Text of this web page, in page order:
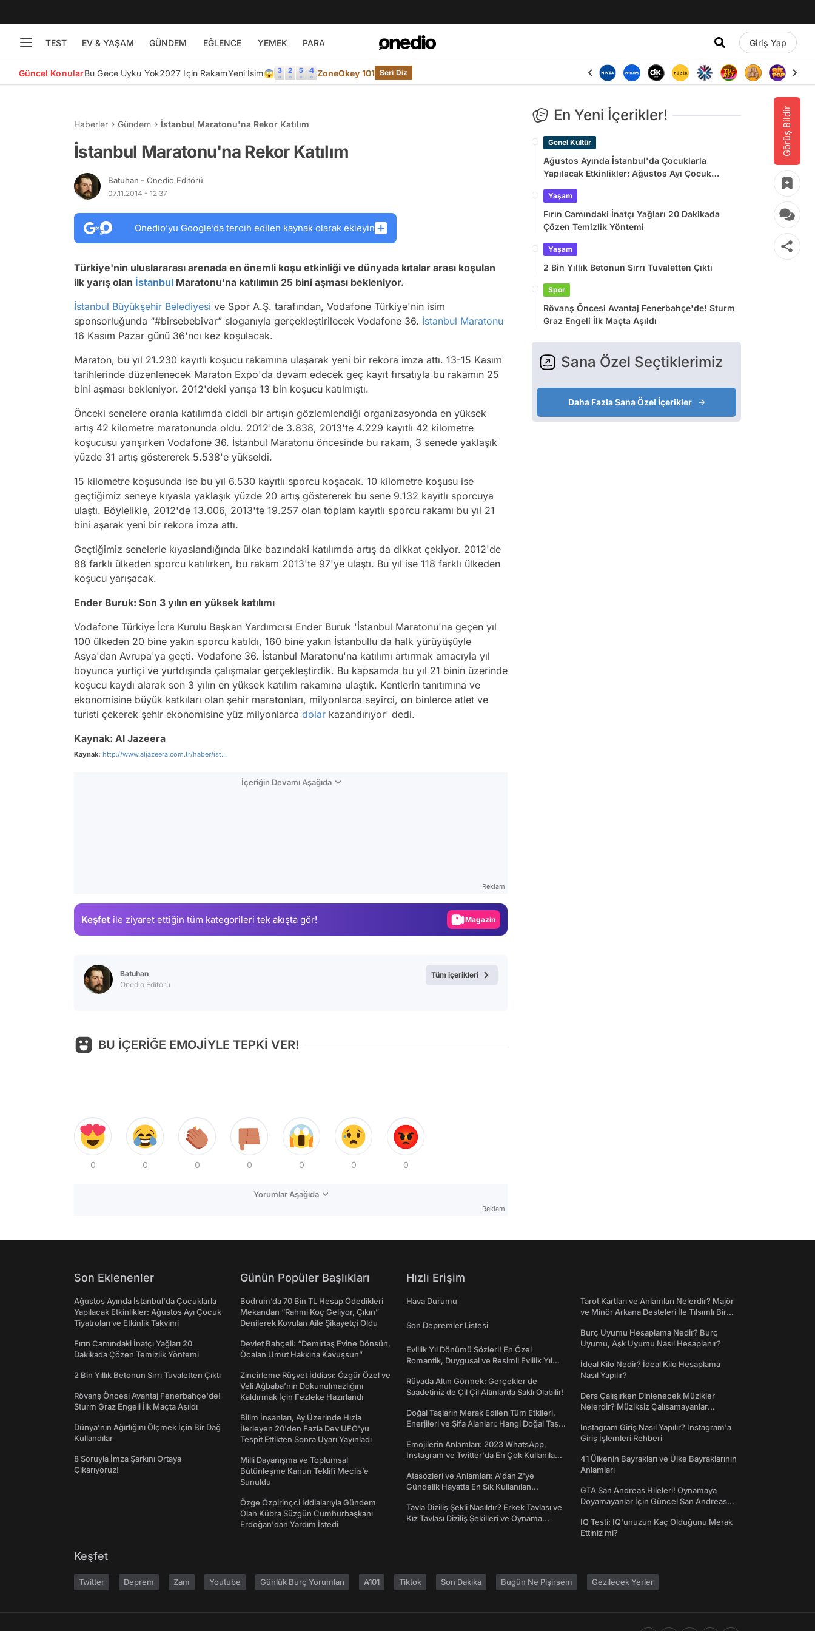
TEST EV & YAŞAM GÜNDEM EĞLENCE YEMEK PARA Giriş Yap
Güncel KonularBu Gece Uyku Yok2027 İçin RakamYeni İsim😱 ZoneOkey 101 Seri Diz
Görüş Bildir
Haberler Gündem İstanbul Maratonu'na Rekor Katılım
İstanbul Maratonu'na Rekor Katılım
Batuhan - Onedio Editörü
07.11.2014 - 12:37
Onedio’yu Google’da tercih edilen kaynak olarak ekleyin
Türkiye'nin uluslararası arenada en önemli koşu etkinliği ve dünyada kıtalar arası koşulan
ilk yarış olan İstanbul Maratonu'na katılımın 25 bini aşması bekleniyor.
İstanbul Büyükşehir Belediyesi ve Spor A.Ş. tarafından, Vodafone Türkiye'nin isim
sponsorluğunda “#birsebebivar” sloganıyla gerçekleştirilecek Vodafone 36. İstanbul Maratonu
16 Kasım Pazar günü 36'ncı kez koşulacak.
Maraton, bu yıl 21.230 kayıtlı koşucu rakamına ulaşarak yeni bir rekora imza attı. 13-15 Kasım
tarihlerinde düzenlenecek Maraton Expo'da devam edecek geç kayıt fırsatıyla bu rakamın 25
bini aşması bekleniyor. 2012'deki yarışa 13 bin koşucu katılmıştı.
Önceki senelere oranla katılımda ciddi bir artışın gözlemlendiği organizasyonda en yüksek
artış 42 kilometre maratonunda oldu. 2012'de 3.838, 2013'te 4.229 kayıtlı 42 kilometre
koşucusu yarışırken Vodafone 36. İstanbul Maratonu öncesinde bu rakam, 3 senede yaklaşık
yüzde 31 artış göstererek 5.538'e yükseldi.
15 kilometre koşusunda ise bu yıl 6.530 kayıtlı sporcu koşacak. 10 kilometre koşusu ise
geçtiğimiz seneye kıyasla yaklaşık yüzde 20 artış göstererek bu sene 9.132 kayıtlı sporcuya
ulaştı. Böylelikle, 2012'de 13.006, 2013'te 19.257 olan toplam kayıtlı sporcu rakamı bu yıl 21
bini aşarak yeni bir rekora imza attı.
Geçtiğimiz senelerle kıyaslandığında ülke bazındaki katılımda artış da dikkat çekiyor. 2012'de
88 farklı ülkeden sporcu katılırken, bu rakam 2013'te 97'ye ulaştı. Bu yıl ise 118 farklı ülkeden
koşucu yarışacak.
Ender Buruk: Son 3 yılın en yüksek katılımı
Vodafone Türkiye İcra Kurulu Başkan Yardımcısı Ender Buruk 'İstanbul Maratonu'na geçen yıl
100 ülkeden 20 bine yakın sporcu katıldı, 160 bine yakın İstanbullu da halk yürüyüşüyle
Asya'dan Avrupa'ya geçti. Vodafone 36. İstanbul Maratonu'na katılımı artırmak amacıyla yıl
boyunca yurtiçi ve yurtdışında çalışmalar gerçekleştirdik. Bu kapsamda bu yıl 21 binin üzerinde
koşucu kaydı alarak son 3 yılın en yüksek katılım rakamına ulaştık. Kentlerin tanıtımına ve
ekonomisine büyük katkıları olan şehir maratonları, milyonlarca seyirci, on binlerce atlet ve
turisti çekerek şehir ekonomisine yüz milyonlarca dolar kazandırıyor' dedi.
Kaynak: Al Jazeera
Kaynak: http://www.aljazeera.com.tr/haber/ist...
İçeriğin Devamı Aşağıda
Reklam
Keşfet ile ziyaret ettiğin tüm kategorileri tek akışta gör! Magazin
Batuhan
Onedio Editörü
Tüm içerikleri
BU İÇERİĞE EMOJİYLE TEPKİ VER!
0 0 0 0 0 0 0
Yorumlar Aşağıda
Reklam
En Yeni İçerikler!
Genel Kültür
Ağustos Ayında İstanbul'da Çocuklarla
Yapılacak Etkinlikler: Ağustos Ayı Çocuk
Yaşam
Fırın Camındaki İnatçı Yağları 20 Dakikada
Çözen Temizlik Yöntemi
Yaşam
2 Bin Yıllık Betonun Sırrı Tuvaletten Çıktı
Spor
Rövanş Öncesi Avantaj Fenerbahçe'de! Sturm
Graz Engeli İlk Maçta Aşıldı
Sana Özel Seçtiklerimiz
Daha Fazla Sana Özel İçerikler
Son Eklenenler
Ağustos Ayında İstanbul'da Çocuklarla
Yapılacak Etkinlikler: Ağustos Ayı Çocuk
Tiyatroları ve Etkinlik Takvimi
Fırın Camındaki İnatçı Yağları 20
Dakikada Çözen Temizlik Yöntemi
2 Bin Yıllık Betonun Sırrı Tuvaletten Çıktı
Rövanş Öncesi Avantaj Fenerbahçe'de!
Sturm Graz Engeli İlk Maçta Aşıldı
Dünya’nın Ağırlığını Ölçmek İçin Bir Dağ
Kullandılar
8 Soruyla İmza Şarkını Ortaya
Çıkarıyoruz!
Günün Popüler Başlıkları
Bodrum’da 70 Bin TL Hesap Ödedikleri
Mekandan “Rahmi Koç Geliyor, Çıkın”
Denilerek Kovulan Aile Şikayetçi Oldu
Devlet Bahçeli: “Demirtaş Evine Dönsün,
Öcalan Umut Hakkına Kavuşsun”
Zincirleme Rüşvet İddiası: Özgür Özel ve
Veli Ağbaba’nın Dokunulmazlığını
Kaldırmak İçin Fezleke Hazırlandı
Bilim İnsanları, Ay Üzerinde Hızla
İlerleyen 20'den Fazla Dev UFO'yu
Tespit Ettikten Sonra Uyarı Yayınladı
Milli Dayanışma ve Toplumsal
Bütünleşme Kanun Teklifi Meclis’e
Sunuldu
Özge Özpirinçci İddialarıyla Gündem
Olan Kübra Süzgün Cumhurbaşkanı
Erdoğan'dan Yardım İstedi
Hızlı Erişim
Hava Durumu
Son Depremler Listesi
Evlilik Yıl Dönümü Sözleri! En Özel
Romantik, Duygusal ve Resimli Evlilik Yıl
Rüyada Altın Görmek: Gerçekler de
Saadetiniz de Çil Çil Altınlarda Saklı Olabilir!
Doğal Taşların Merak Edilen Tüm Etkileri,
Enerjileri ve Şifa Alanları: Hangi Doğal Taş
Emojilerin Anlamları: 2023 WhatsApp,
Instagram ve Twitter'da En Çok Kullanılan
Atasözleri ve Anlamları: A'dan Z'ye
Gündelik Hayatta En Sık Kullanılan
Tavla Diziliş Şekli Nasıldır? Erkek Tavlası ve
Kız Tavlası Diziliş Şekilleri ve Oynama
Tarot Kartları ve Anlamları Nelerdir? Majör
ve Minör Arkana Desteleri İle Tılsımlı Bir
Burç Uyumu Hesaplama Nedir? Burç
Uyumu, Aşk Uyumu Nasıl Hesaplanır?
İdeal Kilo Nedir? İdeal Kilo Hesaplama
Nasıl Yapılır?
Ders Çalışırken Dinlenecek Müzikler
Nelerdir? Müziksiz Çalışamayanlar
Instagram Giriş Nasıl Yapılır? Instagram'a
Giriş İşlemleri Rehberi
41 Ülkenin Bayrakları ve Ülke Bayraklarının
Anlamları
GTA San Andreas Hileleri! Oynamaya
Doyamayanlar İçin Güncel San Andreas
IQ Testi: IQ'unuzun Kaç Olduğunu Merak
Ettiniz mi?
Keşfet
Twitter Deprem Zam Youtube Günlük Burç Yorumları A101 Tiktok Son Dakika Bugün Ne Pişirsem Gezilecek Yerler